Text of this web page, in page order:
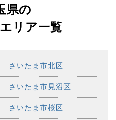
県の
リア一覧
さいたま市北区
さいたま市見沼区
さいたま市桜区